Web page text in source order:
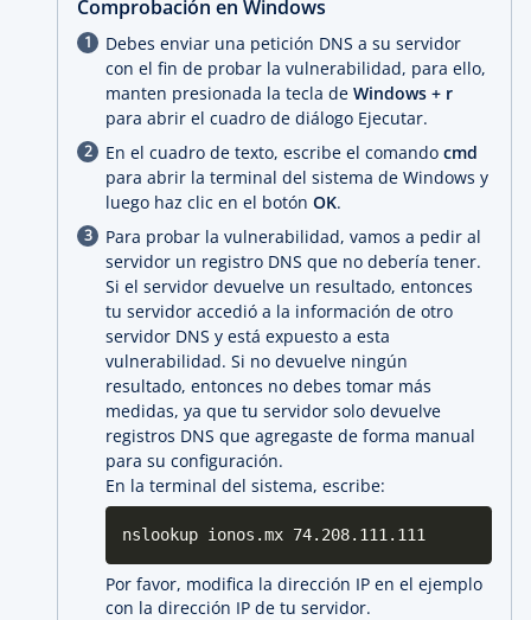
Comprobación en Windows
Debes enviar una petición DNS a su servidor
con el fin de probar la vulnerabilidad, para ello,
manten presionada la tecla de Windows + r
para abrir el cuadro de diálogo Ejecutar.
En el cuadro de texto, escribe el comando cmd
para abrir la terminal del sistema de Windows y
luego haz clic en el botón OK.
Para probar la vulnerabilidad, vamos a pedir al
servidor un registro DNS que no debería tener.
Si el servidor devuelve un resultado, entonces
tu servidor accedió a la información de otro
servidor DNS y está expuesto a esta
vulnerabilidad. Si no devuelve ningún
resultado, entonces no debes tomar más
medidas, ya que tu servidor solo devuelve
registros DNS que agregaste de forma manual
para su configuración.
En la terminal del sistema, escribe:
nslookup ionos.mx 74.208.111.111
Por favor, modifica la dirección IP en el ejemplo
con la dirección IP de tu servidor.